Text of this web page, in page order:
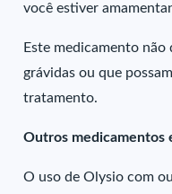
você estiver
Este medicamento
grávidas ou que
tratamento.
Outros medicamentos
O uso de Olysio com